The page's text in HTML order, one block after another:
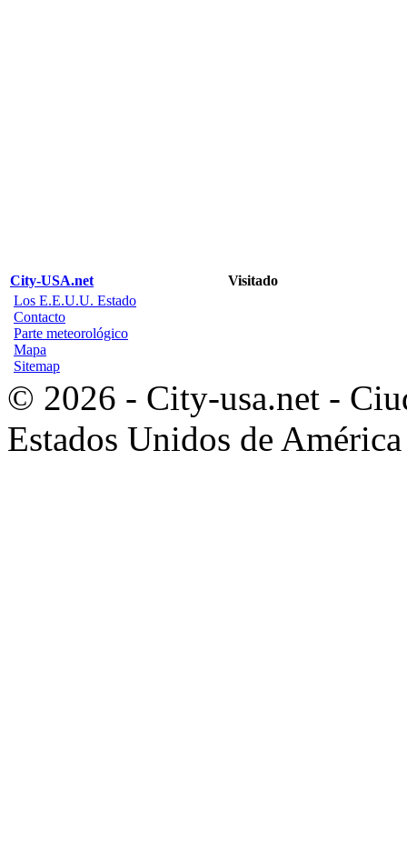
City-USA.net
Visitado
Los E.E.U.U. Estado
Contacto
Parte meteorológico
Mapa
Sitemap
© 2026 - City-usa.net -
Estados Unidos de América